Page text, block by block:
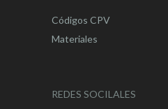
Códigos CPV
Materiales
REDES SOCILALES